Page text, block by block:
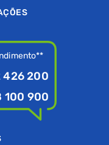
426 200
100 900